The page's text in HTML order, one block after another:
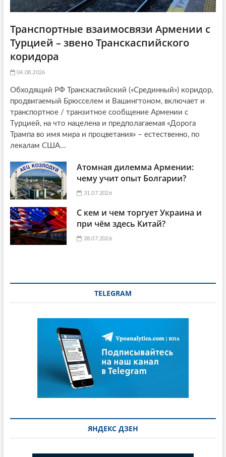
Транспортные взаимосвязи Армении с
Турцией – звено Транскаспийского
коридора
04.08.2026
Обходящий РФ Транскаспийский («Срединный») коридор,
продвигаемый Брюсселем и Вашингтоном, включает и
транспортное / транзитное сообщение Армении с
Турцией, на что нацелена и предполагаемая «Дорога
Трампа во имя мира и процветания» – естественно, по
лекалам США...
Атомная дилемма Армении:
чему учит опыт Болгарии?
31.07.2026
С кем и чем торгует Украина и
при чём здесь Китай?
28.07.2026
TELEGRAM
ЯНДЕКС ДЗЕН